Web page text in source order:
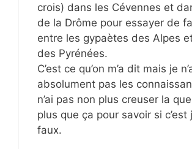
crois) dans les Cévennes et
de la Drôme pour essayer de
entre les gypaètes des Alpes
des Pyrénées.
C’est ce qu’on m’a dit mais je
absolument pas les
n’ai pas non plus creuser la
plus que ça pour savoir si c’est
faux.